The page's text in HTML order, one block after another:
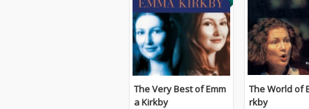
The Very Best of Emm
a Kirkby
The World of
rkby